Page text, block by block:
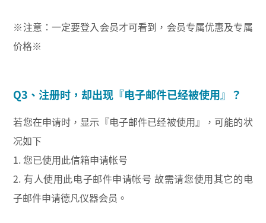
※注意：一定要登入会员才可看到，会员专属优惠及专属
价格※
Q3、注册时，却出现『电子邮件已经被使用』？
若您在申请时，显示『电子邮件已经被使用』，可能的状
况如下
1. 您已使用此信箱申请帐号
2. 有人使用此电子邮件申请帐号 故需请您使用其它的电
子邮件申请德凡仪器会员。